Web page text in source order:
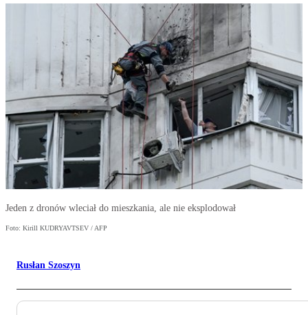
Jeden z dronów wleciał do mieszkania, ale nie eksplodował
Foto: Kirill KUDRYAVTSEV / AFP
Rusłan Szoszyn